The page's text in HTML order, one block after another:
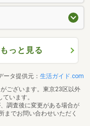
っと見る
ータ提供元： 生活ガイド.com
ございます。東京23区以外
います。
調査後に変更がある場合が
までお問い合わせいただく